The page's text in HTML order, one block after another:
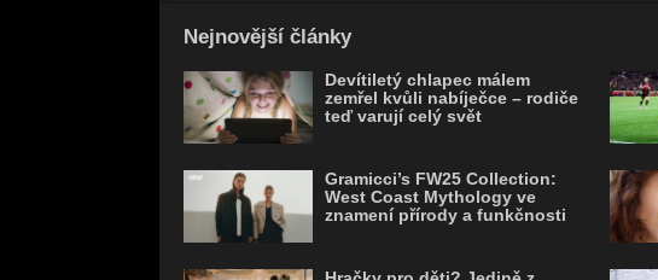
Nejnovější články
Devítiletý chlapec málem
zemřel kvůli nabíječce – rodiče
teď varují celý svět
Gramicci’s FW25 Collection:
West Coast Mythology ve
znamení přírody a funkčnosti